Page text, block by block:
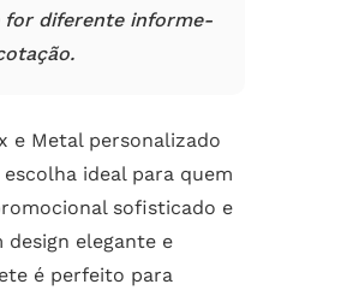
for diferente informe-
e Metal personalizado
ideal para quem
sofisticado e
elegante e
é perfeito para